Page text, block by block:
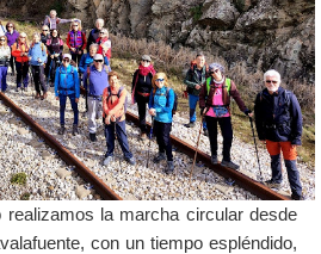
realizamos la marcha circular desde
con un tiempo espléndido,